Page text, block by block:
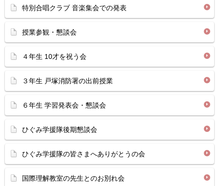
特別合唱クラブ 音楽集会での発表
授業参観・懇談会
４年生 10才を祝う会
３年生 戸塚消防署の出前授業
６年生 学習発表会・懇談会
ひぐみ学援隊後期懇談会
ひぐみ学援隊の皆さまへありがとうの会
国際理解教室の先生とのお別れ会